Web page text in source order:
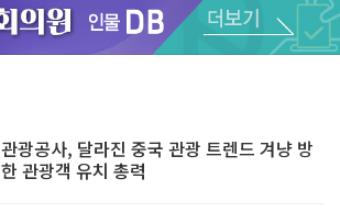
Unmute
관광공사, 달라진 중국 관광 트렌드 겨냥 방
한 관광객 유치 총력